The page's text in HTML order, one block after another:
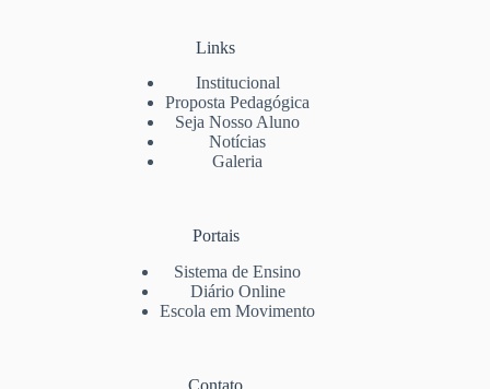
Links
Institucional
Proposta Pedagógica
Seja Nosso Aluno
Notícias
Galeria
Portais
Sistema de Ensino
Diário Online
Escola em Movimento